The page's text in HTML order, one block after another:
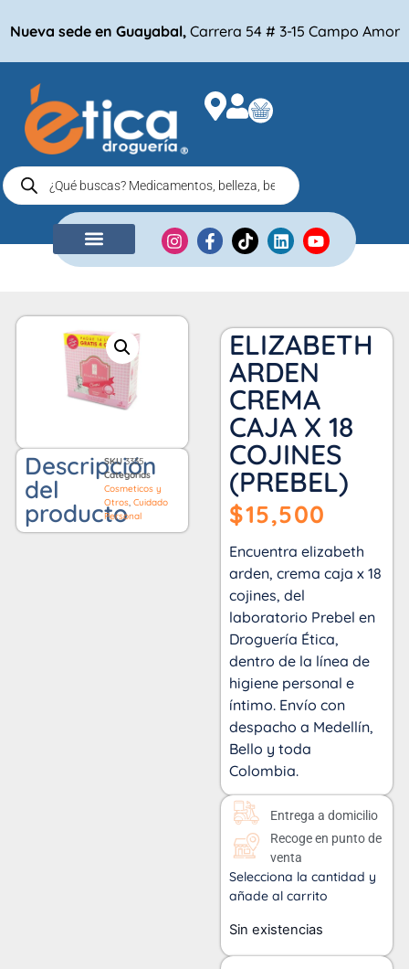
Nueva sede en Guayabal, Carrera 54 # 3-15 Campo Amor
Descripción
del
producto
SKU3335
Categorías
Cosmeticos y
Otros ,Cuidado
Personal
ELIZABETH
ARDEN
CREMA
CAJA X 18
COJINES
(PREBEL)
$15,500
Encuentra elizabeth
arden, crema caja x 18
cojines, del
laboratorio Prebel en
Droguería Ética,
dentro de la línea de
higiene personal e
íntimo. Envío con
despacho a Medellín,
Bello y toda
Colombia.
Entrega a domicilio
Recoge en punto de
venta
Selecciona la cantidad y
añade al carrito
Sin existencias